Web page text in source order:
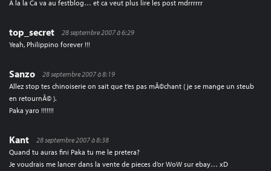
A la la Ca va au festblog… et ca veut plus lire les post mdrrrrrr
top_secret
28 septembre 2007 à 6:29
Yeah, Philippino forever !!!
Sanzo
28 septembre 2007 à 8:19
Allez stop tes chinoiserie on sait que t’es pas mÃ©chant ( je se mange un steub
en retournÃ© ).
Paka yaro !!!!!!!
Kant
28 septembre 2007 à 8:38
Quand tu auras fini Paka tu me le pretera?
Je voudrais me lancer dans la vente de pieces d’or WoW sur ebay… xD